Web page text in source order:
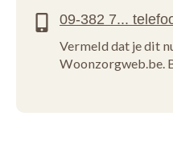
Vermeld dat je dit
Woonzorgweb.be.